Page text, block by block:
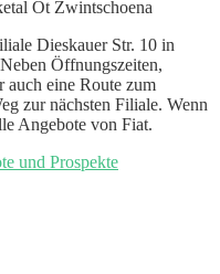
Ot Zwintschoena
Dieskauer Str. 10 in
Öffnungszeiten,
auch eine Route zum
zur nächsten Filiale. Wenn
Angebote von Fiat.
und Prospekte